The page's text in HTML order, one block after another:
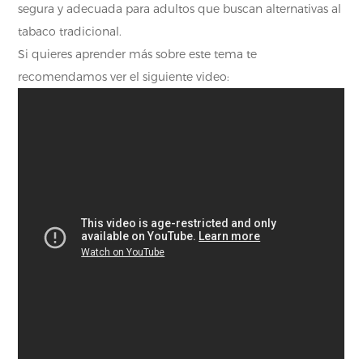
segura y adecuada para adultos que buscan alternativas al
tabaco tradicional.
Si quieres aprender más sobre este tema te
recomendamos ver el siguiente video: